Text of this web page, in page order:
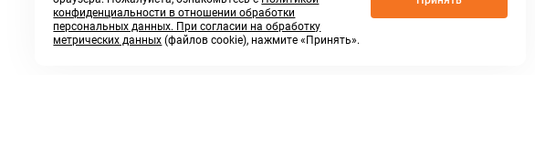
конфиденциальности в отношении обработки
персональных данных. При согласии на обработку
метрических данных (файлов cookie), нажмите «Принять».